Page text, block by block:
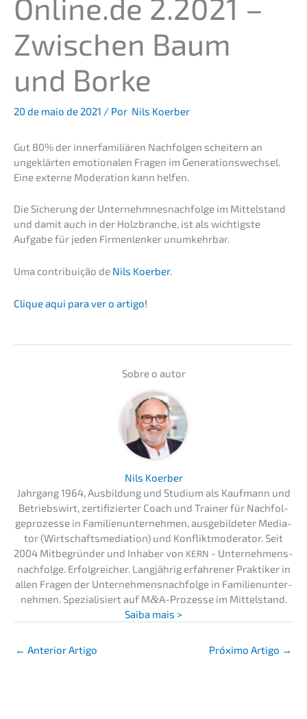
Online.de 2.2021 –
Zwischen Baum
und Borke
20 de maio de 2021 / Por Nils Koerber
Gut 80% der inner­fa­mi­liä­ren Nachfol­gen schei­tern an
ungeklär­ten emotio­na­len Fragen im Generations­wechsel.
Eine exter­ne Modera­ti­on kann helfen.
Die Siche­rung der Unter­nehm­nes­nach­fol­ge im Mittel­stand
und damit auch in der Holzbran­che, ist als wichtigs­te
Aufga­be für jeden Firmen­len­ker unumkehrbar.
Uma contri­bui­ção de Nils Koerber.
Clique aqui para ver o artigo!
Sobre o autor
Nils Koerber
Jahrgang 1964, Ausbil­dung und Studi­um als Kaufmann und
Betriebs­wirt, zerti­fi­zier­ter Coach und Trainer für Nachfol­
ge­pro­zes­se in Famili­en­un­ter­neh­men, ausge­bil­de­ter Media­
tor (Wirtschafts­me­dia­ti­on) und Konflikt­mo­de­ra­tor. Seit
2004 Mitbe­grün­der und Inhaber von KERN - Unternehmens­
nachfolge. Erfolg­rei­cher. Langjäh­rig erfah­re­ner Prakti­ker in
allen Fragen der Unternehmens­nachfolge in Famili­en­un­ter­
neh­men. Spezia­li­siert auf M&A-Prozesse im Mittel­stand.
Saiba mais >
← Anterior Artigo Próxi­mo Artigo →